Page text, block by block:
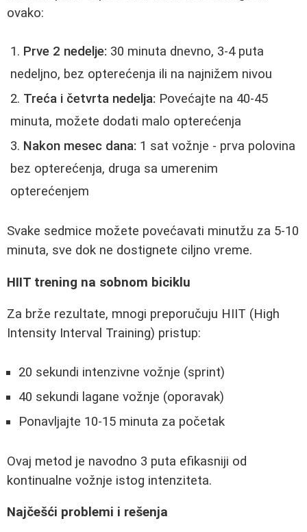
ovako:
Prve 2 nedelje: 30 minuta dnevno, 3-4 puta
nedeljno, bez opterećenja ili na najnižem nivou
Treća i četvrta nedelja: Povećajte na 40-45
minuta, možete dodati malo opterećenja
Nakon mesec dana: 1 sat vožnje - prva polovina
bez opterećenja, druga sa umerenim
opterećenjem
Svake sedmice možete povećavati minutžu za 5-10
minuta, sve dok ne dostignete ciljno vreme.
HIIT trening na sobnom biciklu
Za brže rezultate, mnogi preporučuju HIIT (High
Intensity Interval Training) pristup:
20 sekundi intenzivne vožnje (sprint)
40 sekundi lagane vožnje (oporavak)
Ponavljajte 10-15 minuta za početak
Ovaj metod je navodno 3 puta efikasniji od
kontinualne vožnje istog intenziteta.
Najčešći problemi i rešenja